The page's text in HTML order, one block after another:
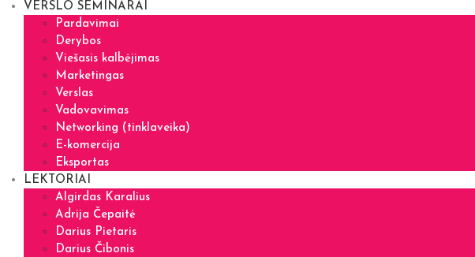
VERSLO SEMINARAI
Pardavimai
Derybos
Viešasis kalbėjimas
Marketingas
Verslas
Vadovavimas
Networking (tinklaveika)
E-komercija
Eksportas
LEKTORIAI
Algirdas Karalius
Adrija Čepaitė
Darius Pietaris
Darius Čibonis